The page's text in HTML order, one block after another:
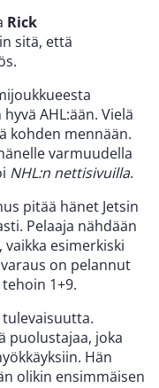
Rick
sitä, että
AHL:ään. Vielä
kohden mennään.
varmuudella
NHL:n nettisivuilla.
pitää hänet Jetsin
Pelaaja nähdään
esimerkiski
on pelannut
1+9.
puolustajaa, joka
Hän
olikin ensimmäisen